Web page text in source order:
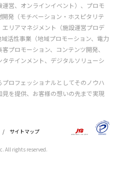
営、オンラインイベント）、プロモ
発（モチベーション・ホスピタリテ
リアマネジメント（施設運営プロデ
活性事業（地域プロモーション、電力
プロモーション、コンテンツ開発、
テインメント、デジタルソリューシ
ロフェッショナルとしてそのノウハ
を提供、お客様の想いの先まで実現
/ サイトマップ
All rights reserved.